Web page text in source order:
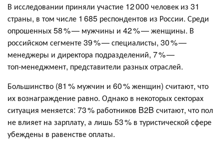
В исследовании приняли участие 12 000 человек из 31
страны, в том числе 1 685 респондентов из России. Среди
опрошенных 58 % — мужчины и 42 % — женщины. В
российском сегменте 39 % — специалисты, 30 % —
менеджеры и директора подразделений, 7 % —
топ‑менеджмент, представители разных отраслей.
Большинство (81 % мужчин и 60 % женщин) считают, что
их вознаграждение равно. Однако в некоторых секторах
ситуация меняется: 73 % работников B2B считают, что пол
не влияет на зарплату, а лишь 53 % в туристической сфере
убеждены в равенстве оплаты.